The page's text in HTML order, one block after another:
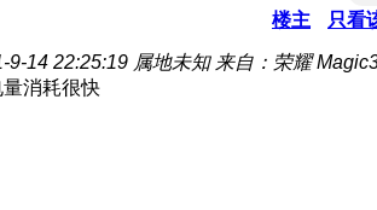
楼主
只看
9-14 22:25:19 属地未知 来自：荣耀
消耗很快